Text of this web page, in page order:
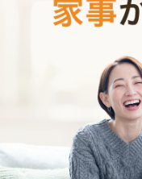
ご利用時間
料金（税込・交通